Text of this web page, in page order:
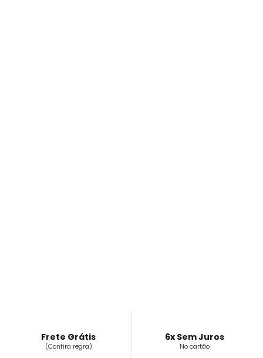
Frete Grátis
(Confira regra)
6x Sem Juros
No cartão